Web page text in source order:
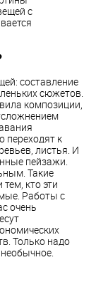
с
составление
сюжетов.
композиции,
переходят к
листья. И
пейзажи.
Такие
кто эти
Работы с
очень
Только надо